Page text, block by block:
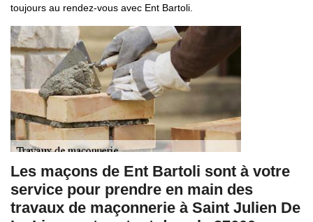
toujours au rendez-vous avec Ent Bartoli.
Les maçons de Ent Bartoli sont à votre
service pour prendre en main des
travaux de maçonnerie à Saint Julien De